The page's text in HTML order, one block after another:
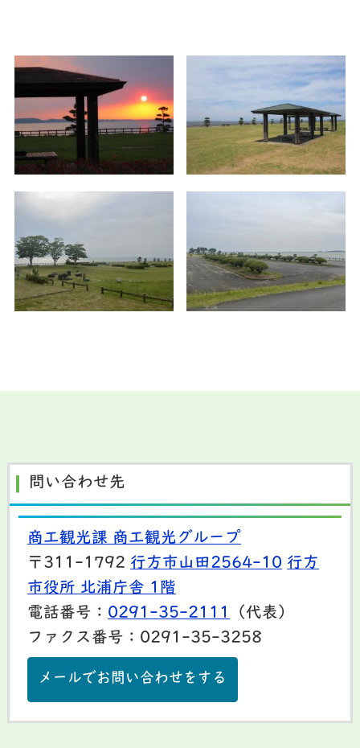
問い合わせ先
商工観光課 商工観光グループ
〒311-1792 行方市山田2564-10 行方
市役所 北浦庁舎 1階
電話番号： 0291-35-2111
（代表）
ファクス番号：0291-35-3258
メールでお問い合わせをする